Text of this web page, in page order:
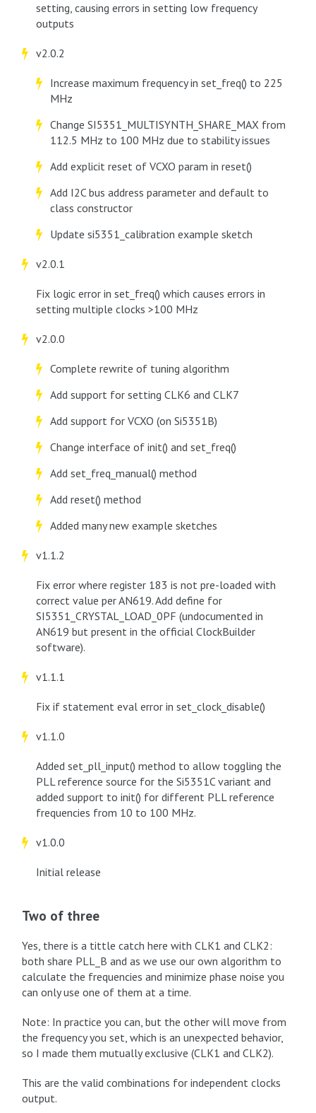
setting, causing errors in setting low frequency
outputs
v2.0.2
Increase maximum frequency in set_freq() to 225
MHz
Change SI5351_MULTISYNTH_SHARE_MAX from
112.5 MHz to 100 MHz due to stability issues
Add explicit reset of VCXO param in reset()
Add I2C bus address parameter and default to
class constructor
Update si5351_calibration example sketch
v2.0.1
Fix logic error in set_freq() which causes errors in
setting multiple clocks >100 MHz
v2.0.0
Complete rewrite of tuning algorithm
Add support for setting CLK6 and CLK7
Add support for VCXO (on Si5351B)
Change interface of init() and set_freq()
Add set_freq_manual() method
Add reset() method
Added many new example sketches
v1.1.2
Fix error where register 183 is not pre-loaded with
correct value per AN619. Add define for
SI5351_CRYSTAL_LOAD_0PF (undocumented in
AN619 but present in the official ClockBuilder
software).
v1.1.1
Fix if statement eval error in set_clock_disable()
v1.1.0
Added set_pll_input() method to allow toggling the
PLL reference source for the Si5351C variant and
added support to init() for different PLL reference
frequencies from 10 to 100 MHz.
v1.0.0
Initial release
Two of three
Yes, there is a tittle catch here with CLK1 and CLK2:
both share PLL_B and as we use our own algorithm to
calculate the frequencies and minimize phase noise you
can only use one of them at a time.
Note: In practice you can, but the other will move from
the frequency you set, which is an unexpected behavior,
so I made them mutually exclusive (CLK1 and CLK2).
This are the valid combinations for independent clocks
output.